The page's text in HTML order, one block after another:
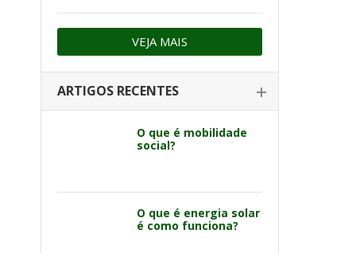
VEJA MAIS
ARTIGOS RECENTES
O que é mobilidade
social?
O que é energia solar
é como funciona?